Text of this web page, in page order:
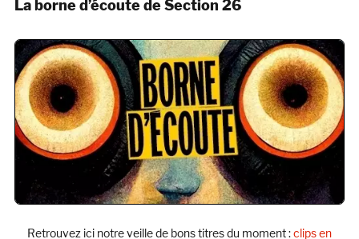
La borne d’écoute de Section 26
Retrouvez ici notre veille de bons titres du moment :clips en